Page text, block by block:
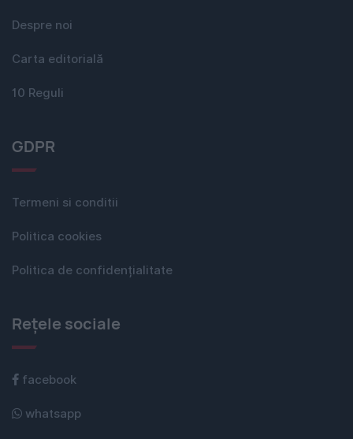
Despre noi
Carta editorială
10 Reguli
GDPR
Termeni si conditii
Politica cookies
Politica de confidențialitate
Rețele sociale
facebook
whatsapp